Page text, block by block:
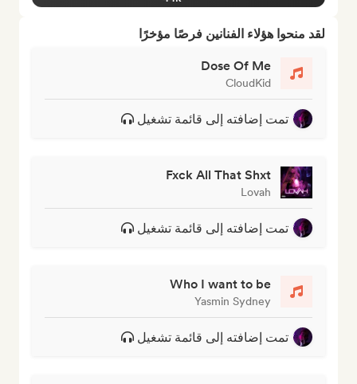
لقد منحوا هؤلاء الفنانين فرصًا مؤخرًا
Dose Of Me
CloudKid
تمت إضافته إلى قائمة تشغيل
Fxck All That Shxt
Lovah
تمت إضافته إلى قائمة تشغيل
Who I want to be
Yasmin Sydney
تمت إضافته إلى قائمة تشغيل